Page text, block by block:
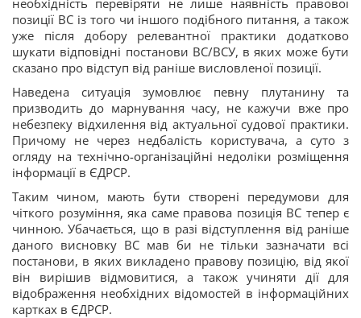
необхідність перевіряти не лише наявність правової
позиції ВС із того чи іншого подібного питання, а також
уже після добору релевантної практики додатково
шукати відповідні постанови ВС/ВСУ, в яких може бути
сказано про відступ від раніше висловленої позиції.
Наведена ситуація зумовлює певну плутанину та
призводить до марнування часу, не кажучи вже про
небезпеку відхилення від актуальної судової практики.
Причому не через недбалість користувача, а суто з
огляду на технічно-організаційні недоліки розміщення
інформації в ЄДРСР.
Таким чином, мають бути створені передумови для
чіткого розуміння, яка саме правова позиція ВС тепер є
чинною. Убачається, що в разі відступлення від раніше
даного висновку ВС мав би не тільки зазначати всі
постанови, в яких викладено правову позицію, від якої
він вирішив відмовитися, а також учиняти дії для
відображення необхідних відомостей в інформаційних
картках в ЄДРСР.